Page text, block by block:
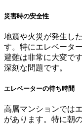
災害時の安全性
地震や火災が発生し
す。特にエレベータ
避難は非常に大変で
深刻な問題です。
エレベーターの待ち時間
高層マンションでは
があります。特に朝